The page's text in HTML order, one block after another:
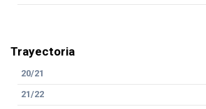
Trayectoria
20/21
21/22